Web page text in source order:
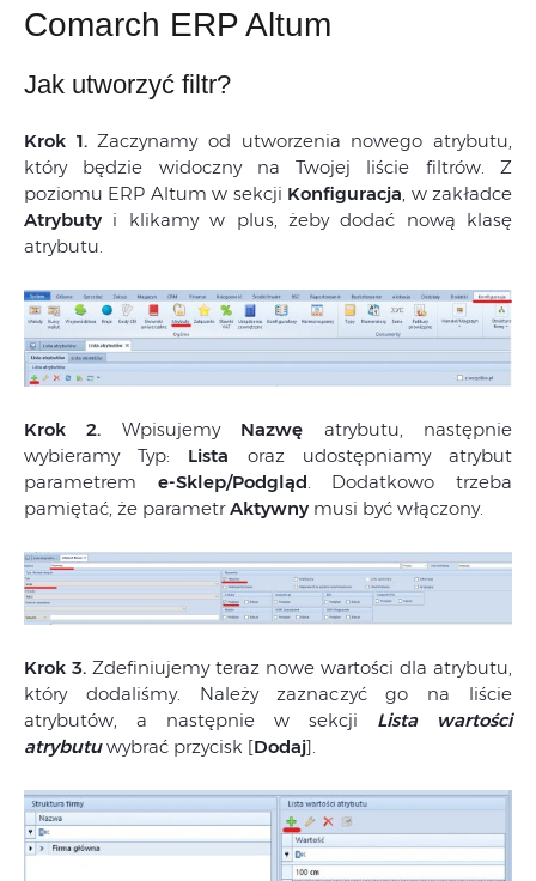
Comarch ERP Altum
Jak utworzyć filtr?
Krok 1.Zaczynamy od utworzenia nowego atrybutu,
który będzie widoczny na Twojej liście filtrów. Z
poziomu ERP Altum w sekcji Konfiguracja, w zakładce
Atrybuty i klikamy w plus, żeby dodać nową klasę
atrybutu.
Krok 2. Wpisujemy Nazwę atrybutu, następnie
wybieramy Typ: Lista oraz udostępniamy atrybut
parametrem e-Sklep/Podgląd . Dodatkowo trzeba
pamiętać, że parametrAktywny musi być włączony.
Krok 3. Zdefiniujemy teraz nowe wartości dla atrybutu,
który dodaliśmy. Należy zaznaczyć go na liście
atrybutów, a następnie w sekcji Lista wartości
atrybutuwybrać przycisk [Dodaj].